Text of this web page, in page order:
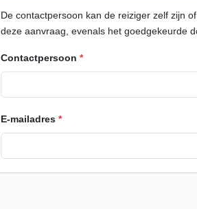
De contactpersoon kan de reiziger zelf zijn
deze aanvraag, evenals het goedgekeurde
Contactpersoon *
E-mailadres *